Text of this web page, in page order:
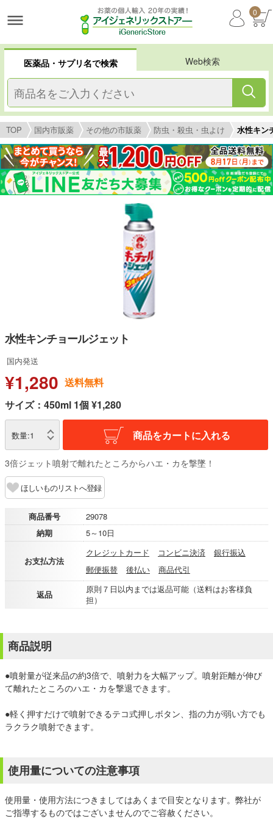
0
医薬品・サプリ名で検索 Web検索
TOP 国内市販薬 その他の市販薬 防虫・殺虫・虫よけ 水性キン
水性キンチョールジェット
国内発送
¥1,280 送料無料
サイズ：450ml 1個 ¥1,280
数量:1 商品をカートに入れる
3倍ジェット噴射で離れたところからハエ・カを撃墜！
ほしいものリストへ登録
商品番号
29078
納期
5～10日
お支払方法
クレジットカード コンビニ決済
銀行振込
郵便振替
後払い 商品代引
返品
原則７日以内までは返品可能（送料はお客様負
担）
商品説明
●噴射量が従来品の約3倍で、噴射力を大幅アップ。噴射距離が伸び
て離れたところのハエ・カを撃退できます。
●軽く押すだけで噴射できるテコ式押しボタン、指の力が弱い方でも
ラクラク噴射できます。
使用量についての注意事項
使用量・使用方法につきましてはあくまで目安となります。弊社が
ご指導するものではございませんのでご容赦ください。